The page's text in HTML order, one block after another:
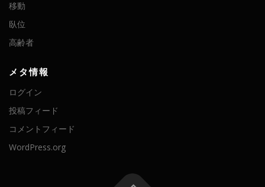
移動
臥位
高齢者
メタ情報
ログイン
投稿フィード
コメントフィード
WordPress.org